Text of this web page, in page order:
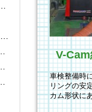
車検整備時
リングの安
カム形状に
た。後日